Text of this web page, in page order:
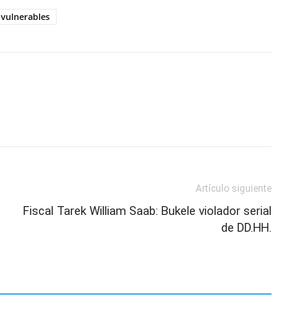
vulnerables
Artículo siguiente
Fiscal Tarek William Saab: Bukele violador serial
de DD.HH.